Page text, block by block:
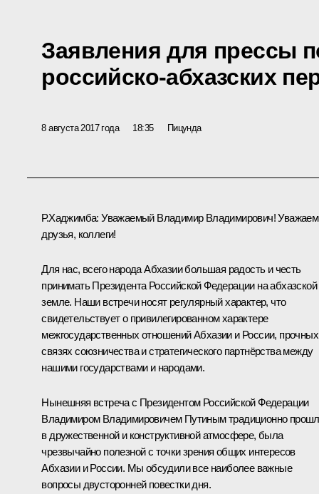
Заявления для прессы
российско-абхазских
8 августа 2017 года 18:35 Пицунда
Р.Хаджимба: Уважаемый Владимир Владимирович!
друзья, коллеги!
Для нас, всего народа Абхазии большая радость и честь
принимать Президента Российской Федерации на абхазской
земле. Наши встречи носят регулярный характер, что
свидетельствует о привилегированном характере
межгосударственных отношений Абхазии и России, прочных
связях союзничества и стратегического партнёрства между
нашими государствами и народами.
Нынешняя встреча с Президентом Российской Федерации
Владимиром Владимировичем Путиным традиционно
в дружественной и конструктивной атмосфере, была
чрезвычайно полезной с точки зрения общих интересов
Абхазии и России. Мы обсудили все наиболее важные
вопросы двусторонней повестки дня.